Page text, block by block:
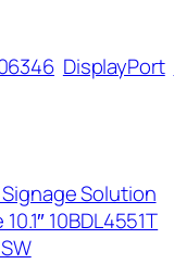
DisplayPort
Solution
10BDL4551T